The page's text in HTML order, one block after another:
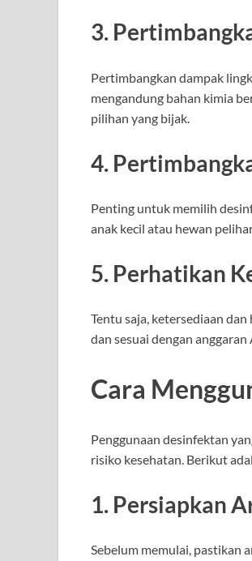
3.
Pertimbangkan dampak
mengandung bahan kimia
pilihan yang bijak.
4.
Penting untuk memilih
anak kecil atau hewan
5. Perhatikan
Tentu saja, ketersediaan
dan sesuai dengan anggaran
Cara
Penggunaan desinfektan
risiko kesehatan. Berikut
1. Persiapkan
Sebelum memulai, pastikan